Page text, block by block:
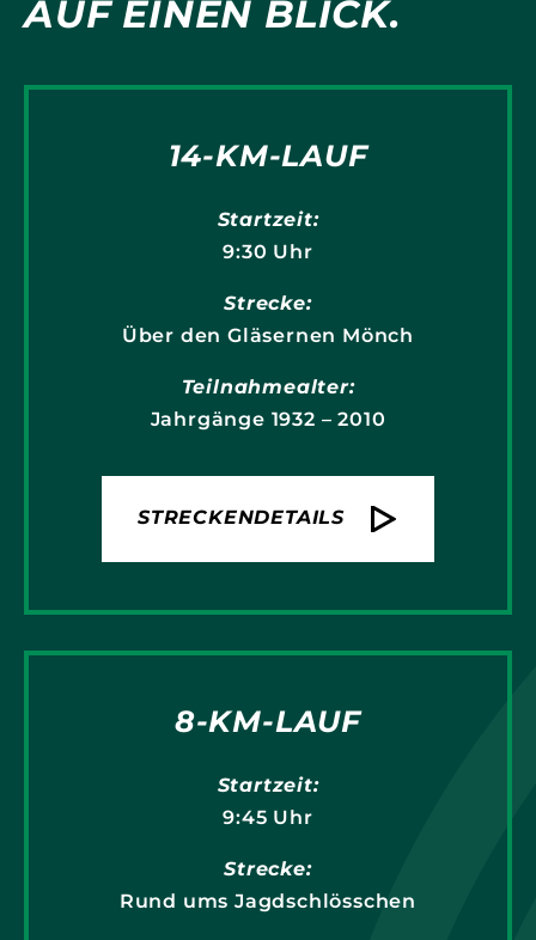
AUF EINEN BLICK.
14-KM-LAUF
Startzeit:
9:30 Uhr
Strecke:
Über den Gläsernen Mönch
Teilnahmealter:
Jahrgänge 1932 – 2010
STRECKENDETAILS
8-KM-LAUF
Startzeit:
9:45 Uhr
Strecke:
Rund ums Jagdschlösschen